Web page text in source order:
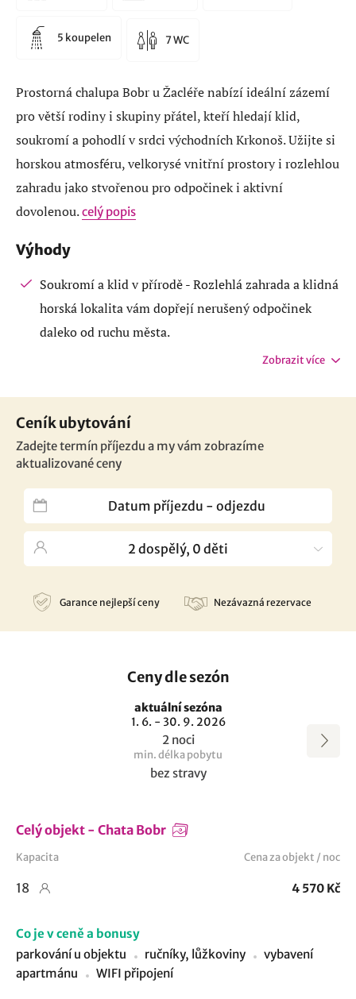
5 koupelen 7 WC
Prostorná chalupa Bobr u Žacléře nabízí ideální zázemí
pro větší rodiny i skupiny přátel, kteří hledají klid,
soukromí a pohodlí v srdci východních Krkonoš. Užijte si
horskou atmosféru, velkorysé vnitřní prostory i rozlehlou
zahradu jako stvořenou pro odpočinek i aktivní
dovolenou.celý popis
Výhody
Soukromí a klid v přírodě - Rozlehlá zahrada a klidná
horská lokalita vám dopřejí nerušený odpočinek
daleko od ruchu města.
Zobrazit více
Ceník ubytování
Zadejte termín příjezdu a my vám zobrazíme
aktualizované ceny
Garance nejlepší ceny Nezávazná rezervace
Ceny dle sezón
aktuální sezóna
1. 6. - 30. 9. 2026
2 noci
min. délka pobytu
bez stravy
Celý objekt - Chata Bobr
Kapacita Cena za objekt / noc
18 4 570 Kč
Co je v ceně a bonusy
parkování u objektu
ručníky, lůžkoviny
vybavení
apartmánu
WIFI připojení